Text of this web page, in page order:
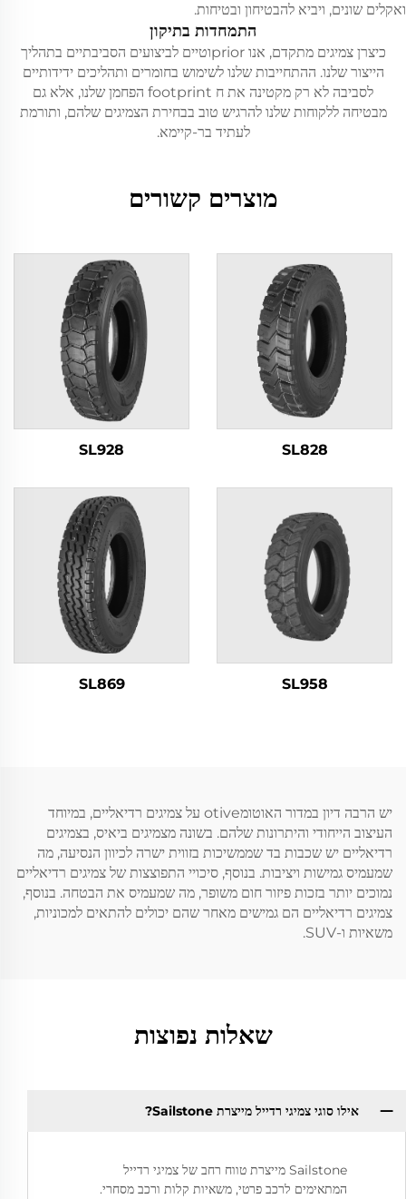
ואקלים שונים, ויביא להבטיחון ובטיחות.
התמחדות בתיקון
כיצרן צמיגים מתקדם, אנו priorוטיים לביצועים הסביבתיים בתהליך
הייצור שלנו. ההתחייבות שלנו לשימוש בחומרים ותהליכים ידידותיים
לסביבה לא רק מקטינה את ח footprint הפחמן שלנו, אלא גם
מבטיחה ללקוחות שלנו להרגיש טוב בבחירת הצמיגים שלהם, ותורמת
לעתיד בר-קיימא.
מוצרים קשורים
SL828
SL928
SL958
SL869
יש הרבה דיון במדור האוטומotive על צמיגים רדיאליים, במיוחד
העיצוב הייחודי והיתרונות שלהם. בשונה מצמיגים ביאיס, בצמיגים
רדיאליים יש שכבות בד שממשיכות בזווית ישרה לכיוון הנסיעה, מה
שמעמיס גמישות ויציבות. בנוסף, סיכויי התפוצצות של צמיגים רדיאליים
נמוכים יותר בזכות פיזור חום משופר, מה שמעמיס את הבטחה. בנוסף,
צמיגים רדיאליים הם גמישים מאחר שהם יכולים להתאים למכוניות,
משאיות ו-SUV.
שאלות נפוצות
אילו סוגי צמיגי רדייל מייצרת Sailstone?
Sailstone מייצרת טווח רחב של צמיגי רדייל
המתאימים לרכב פרטי, משאיות קלות ורכב מסחרי.